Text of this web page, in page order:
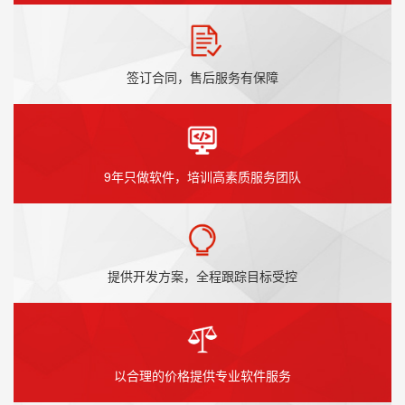
签订合同，售后服务有保障
9年只做软件，培训高素质服务团队
提供开发方案，全程跟踪目标受控
以合理的价格提供专业软件服务